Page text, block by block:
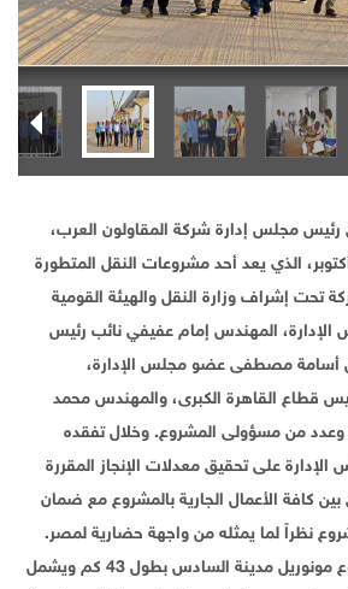
مجلس إدارة شركة المقاولون العرب،
مشروع مونوريل 6 أكتوبر، الذي يعد أحد مشروعات النقل المتطورة
تحت إشراف وزارة النقل والهيئة القومية
الإدارة، المهندس إمام عفيفي نائب رئيس
أسامة مصطفى عضو مجلس الإدارة،
قطاع القاهرة الكبرى، والمهندس محمد
وعدد من مسؤولى المشروع. وخلال تفقده
على تحقيق معدلات الإنجاز المقررة
بين كافة الأعمال الجارية بالمشروع مع ضمان
نظراً لما يمثله من واجهة حضارية لمصر.
تجدر الإشارة إلى أن مشروع مونوريل مدينة السادس بطول 43 كم ويشمل